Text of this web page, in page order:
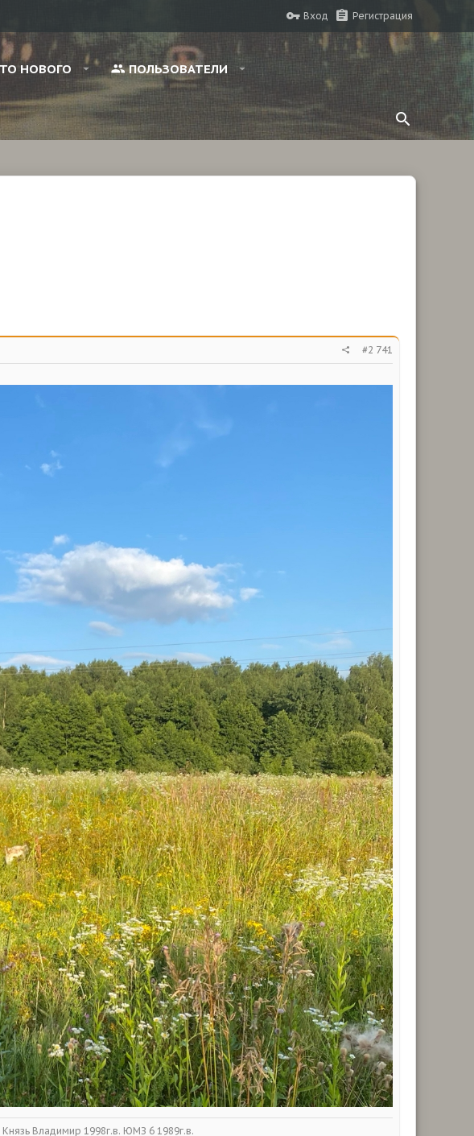
Вход Регистрация
НОВОГО ПОЛЬЗОВАТЕЛИ
#2 741
Владимир 1998г.в. ЮМЗ 6 1989г.в.